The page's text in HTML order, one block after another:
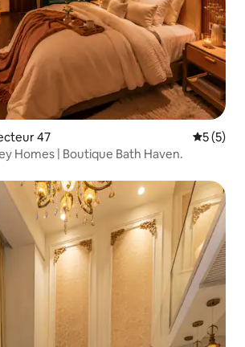
47
5 (5)
Homes | Boutique Bath Haven.